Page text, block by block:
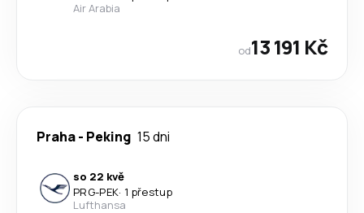
Air Arabia
od13 191 Kč
Praha- Peking 15 dni
so 22 kvě
PRG-PEK· 1 přestup
Lufthansa